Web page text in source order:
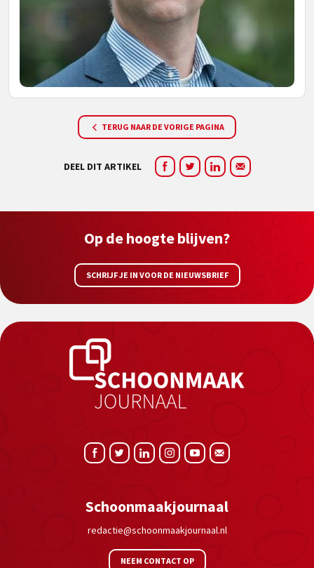
TERUG NAAR DE VORIGE PAGINA
DEEL DIT ARTIKEL
Op de hoogte blijven?
SCHRIJF JE IN VOOR DE NIEUWSBRIEF
Schoonmaakjournaal
redactie@schoonmaakjournaal.nl
NEEM CONTACT OP